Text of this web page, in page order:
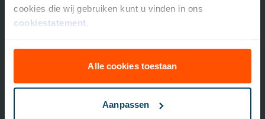
cookies die wij gebruiken kunt u vinden in ons
cookiestatement.
Alle cookies toestaan
Aanpassen
Vergelijk beleggingsfondsen
Lijfrente opbouwen
Particulier Pensioen Plan
Scildon Easy B